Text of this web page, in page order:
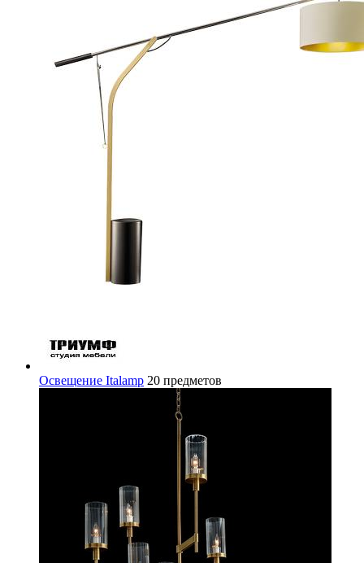
Освещение Italamp 20 предметов